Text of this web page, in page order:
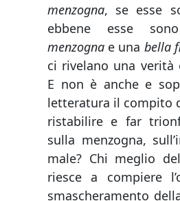
menzogna, se esse
ebbene esse
menzogna e una bella
ci rivelano una verità
E non è anche e
letteratura il compito
ristabilire e far
sulla menzogna,
male? Chi meglio
riesce a compiere
smascheramento